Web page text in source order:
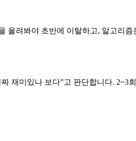
려봐야 초반에 이탈하고, 알고리즘
재미있나 보다”고 판단합니다. 2~3